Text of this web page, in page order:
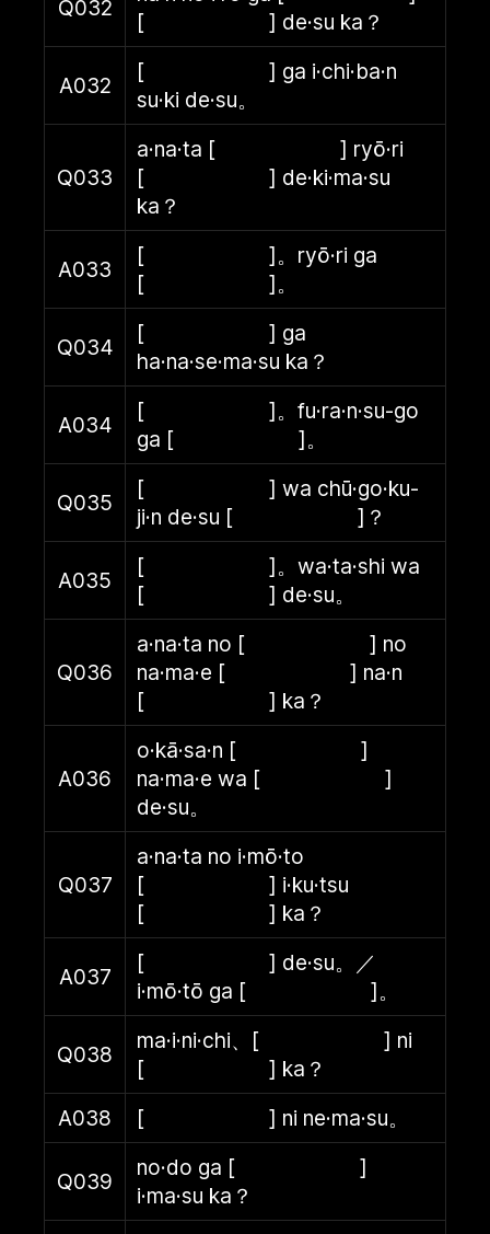
Q032
[ ] de·su ka？
A032
[ ] ga i·chi·ba·n
su·ki de·su。
Q033
a·na·ta [ ] ryō·ri
[ ] de·ki·ma·su
ka？
A033
[ ]。ryō·ri ga
[ ]。
Q034
[ ] ga
ha·na·se·ma·su ka？
A034
[ ]。fu·ra·n·su-go
ga [ ]。
Q035
[ ] wa chū·go·ku-
ji·n de·su [ ]？
A035
[ ]。wa·ta·shi wa
[ ] de·su。
Q036
a·na·ta no [ ] no
na·ma·e [ ] na·n
[ ] ka？
A036
o·kā·sa·n [ ]
na·ma·e wa [ ]
de·su。
Q037
a·na·ta no i·mō·to
[ ] i·ku·tsu
[ ] ka？
A037
[ ] de·su。／
i·mō·tō ga [ ]。
Q038
ma·i·ni·chi、[ ] ni
[ ] ka？
A038
[ ] ni ne·ma·su。
Q039
no·do ga [ ]
i·ma·su ka？